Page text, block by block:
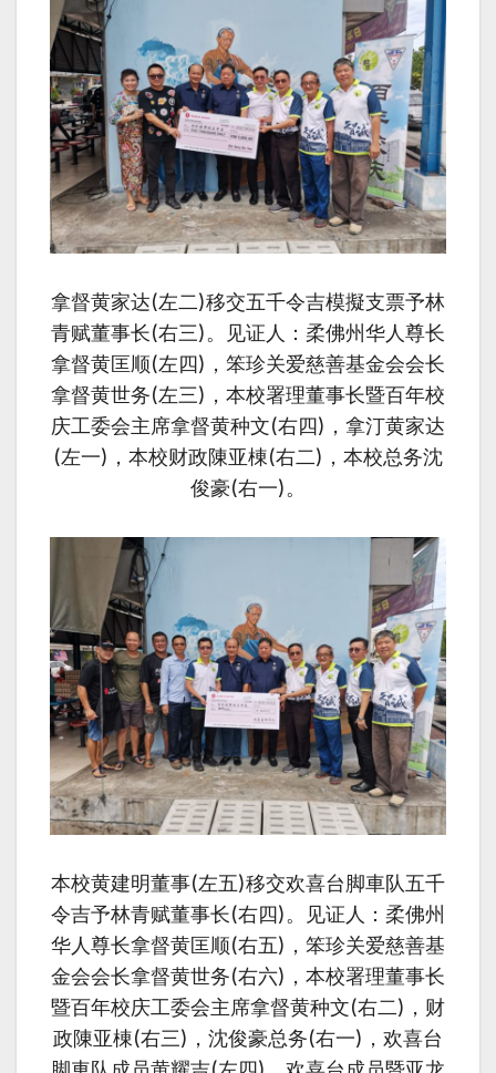
拿督黄家达(左二)移交五千令吉模擬支票予林
青赋董事长(右三)。见证人：柔佛州华人尊长
拿督黄匡顺(左四)，笨珍关爱慈善基金会会长
拿督黄世务(左三)，本校署理董事长暨百年校
庆工委会主席拿督黄种文(右四)，拿汀黄家达
(左一)，本校财政陳亚棟(右二)，本校总务沈
俊豪(右一)。
本校黄建明董事(左五)移交欢喜台脚車队五千
令吉予林青赋董事长(右四)。见证人：柔佛州
华人尊长拿督黄匡顺(右五)，笨珍关爱慈善基
金会会长拿督黄世务(右六)，本校署理董事长
暨百年校庆工委会主席拿督黄种文(右二)，财
政陳亚棟(右三)，沈俊豪总务(右一)，欢喜台